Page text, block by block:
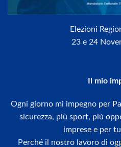
Elezioni
23 e 24
Il mio
Ogni giorno mi impegno per
sicurezza, più sport, più
imprese e per
Perché il nostro lavoro di